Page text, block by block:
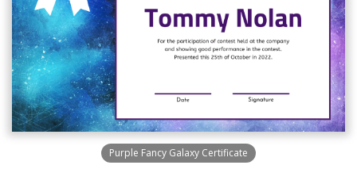
Purple Fancy Galaxy Certificate